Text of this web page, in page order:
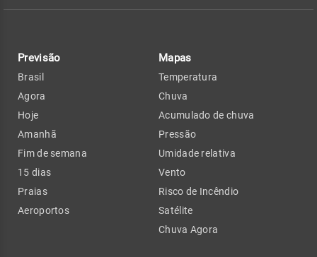
Previsão
Brasil
Agora
Hoje
Amanhã
Fim de semana
15 dias
Praias
Aeroportos
Mapas
Temperatura
Chuva
Acumulado de chuva
Pressão
Umidade relativa
Vento
Risco de Incêndio
Satélite
Chuva Agora